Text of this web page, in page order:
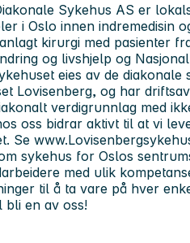
Sykehus AS er
i Oslo innen indremedisin
kirurgi med pasienter
og livshjelp og
eies av de
Lovisenberg, og har
verdigrunnlag med
oss bidrar aktivt til at vi
Se
sykehus for Oslos
med ulik
til å ta vare på hver
bli en av oss!